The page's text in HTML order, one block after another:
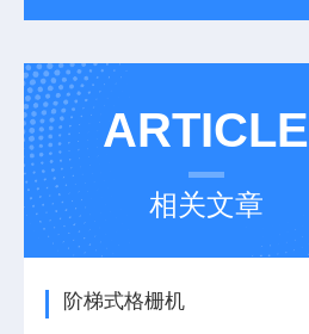
ARTICLE
相关文章
阶梯式格栅机